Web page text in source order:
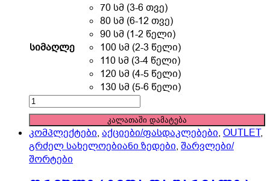
product
has
multiple
variants.
The
options
may
be
chosen
on
the
product
სიმაღლე
70 სმ (3-6 თვე)
80 სმ (6-12 თვე)
90 სმ (1-2 წელი)
100 სმ (2-3 წელი)
110 სმ (3-4 წელი)
120 სმ (4-5 წელი)
130 სმ (5-6 წელი)
ორეული
"ჟოზე"
(
შორტი
და
მაისური
კალათაში დამატება
კომპლექტები, აქციები/ფასდაკლებები, OUTLET,
გრძელ სახელოებიანი ზედები, შარვლები/
შორტები